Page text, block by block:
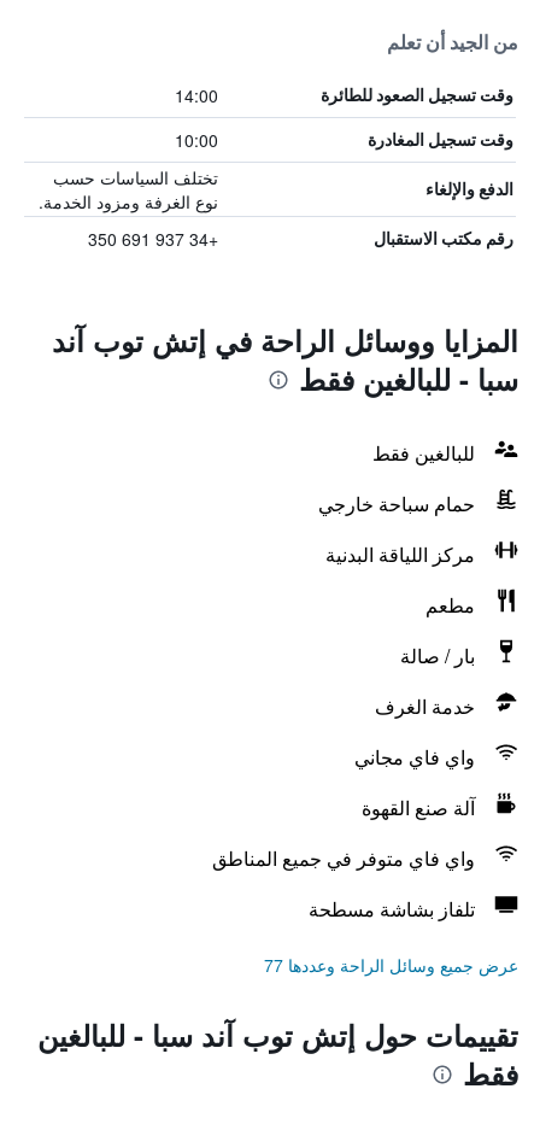
من الجيد أن تعلم
وقت تسجيل الصعود للطائرة 14:00
وقت تسجيل المغادرة 10:00
الدفع والإلغاء
تختلف السياسات حسب
نوع الغرفة ومزود الخدمة.
رقم مكتب الاستقبال +34 937 691 350
المزايا ووسائل الراحة في إتش توب آند
سبا - للبالغين فقط
للبالغين فقط
حمام سباحة خارجي
مركز اللياقة البدنية
مطعم
بار / صالة
خدمة الغرف
واي فاي مجاني
آلة صنع القهوة
واي فاي متوفر في جميع المناطق
تلفاز بشاشة مسطحة
عرض جميع وسائل الراحة وعددها 77
تقييمات حول إتش توب آند سبا - للبالغين
فقط